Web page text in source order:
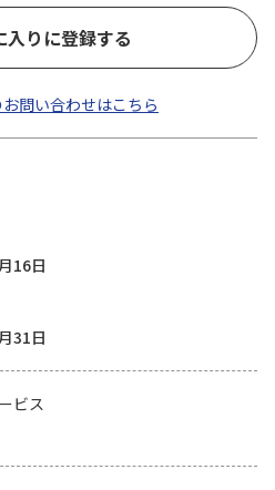
入りに登録する
問い合わせはこちら
16日
31日
ビス